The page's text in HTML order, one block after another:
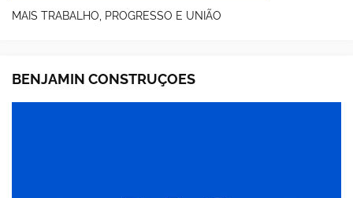
MAIS TRABALHO, PROGRESSO E UNIÃO
BENJAMIN CONSTRUÇOES